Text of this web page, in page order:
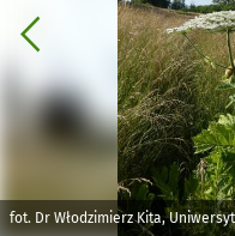
fot. Dr Włodzimierz Kita,